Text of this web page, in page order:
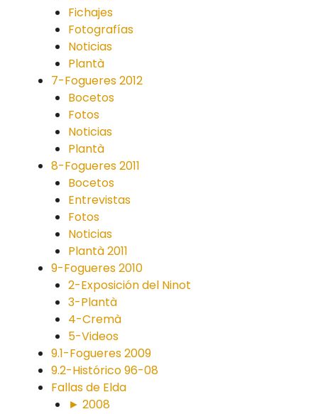
Fichajes
Fotografías
Noticias
Plantà
7-Fogueres 2012
Bocetos
Fotos
Noticias
Plantà
8-Fogueres 2011
Bocetos
Entrevistas
Fotos
Noticias
Plantà 2011
9-Fogueres 2010
2-Exposición del Ninot
3-Plantà
4-Cremà
5-Videos
9.1-Fogueres 2009
9.2-Histórico 96-08
Fallas de Elda
► 2008